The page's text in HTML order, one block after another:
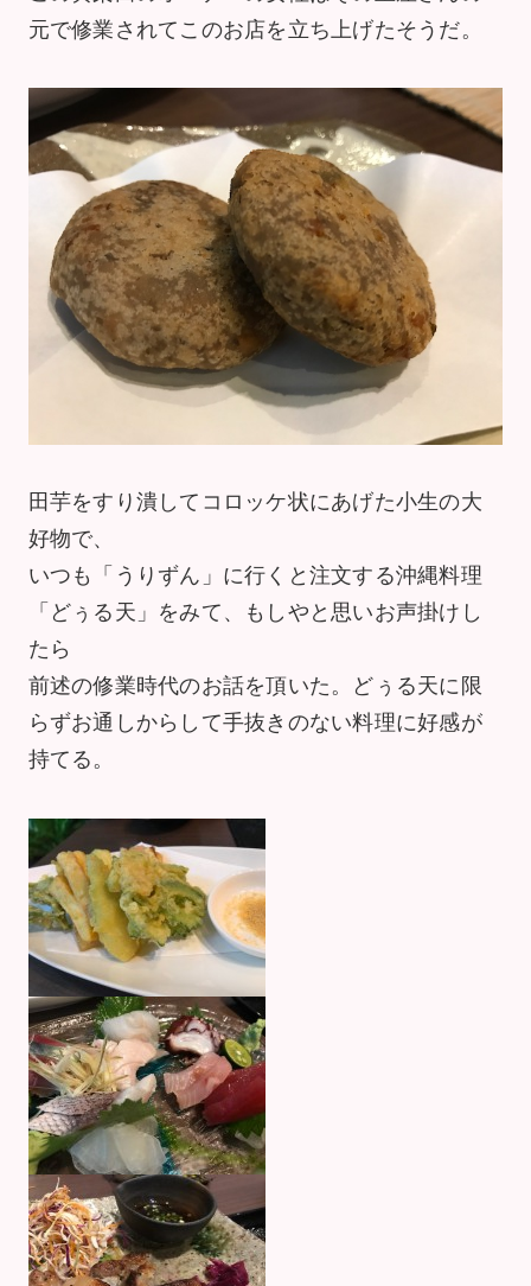
元で修業されてこのお店を立ち上げたそうだ。
田芋をすり潰してコロッケ状にあげた小生の大
好物で、
いつも「うりずん」に行くと注文する沖縄料理
「どぅる天」をみて、もしやと思いお声掛けし
たら
前述の修業時代のお話を頂いた。どぅる天に限
らずお通しからして手抜きのない料理に好感が
持てる。